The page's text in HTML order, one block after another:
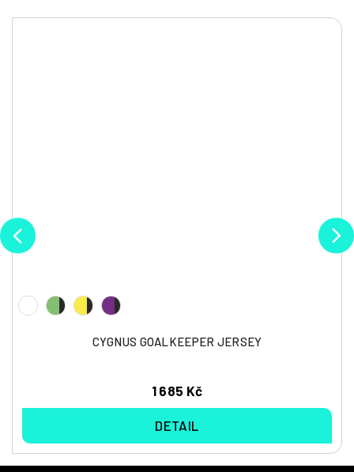
CYGNUS GOALKEEPER JERSEY
1 685 Kč
DETAIL